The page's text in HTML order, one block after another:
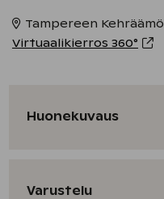
Tampereen Kehräämö
Virtuaalikierros 360°
Huonekuvaus
Varustelu